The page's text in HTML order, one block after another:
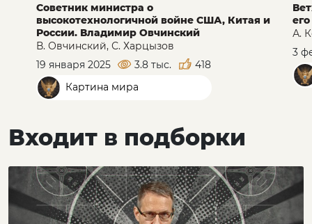
Советник министра о
высокотехнологичной войне США, Китая и
России. Владимир Овчинский
В. Овчинский, С. Харцызов
19 января 2025
3.8 тыс.
418
Картина мира
А.
3
Входит в подборки